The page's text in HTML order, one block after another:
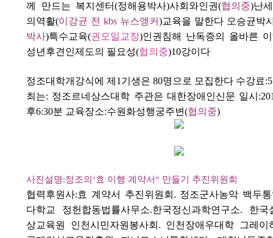
께 만드는 복지센터(정해용박사)사회와인권(협의중)난
의역활(이강균 전 kbs 뉴스앵커)교육을 말한다 오승균박
박사)특수교육(권오일교장)인권침해 난독증의 올바른
성년후견인제도의 필요성(협의중)10강이다
정조대학개강식에 제 1 기생은 80명으로 모집한다 수강료:5
최는: 정조르네상스대학 주관은 대한장애인신문 일시
후6:30분 교육장소:수원화성행궁주변(협의중)
사진설명:정조의 ‘효 이행 계약서“ 만들기 추진위원회
협력후원사:효 계약서 추진위원회 . 정조군사농악 백두
다학교 정헌합동법률사무소.한국정신과학연구소. 한국
상교육원 인천시민자원봉사회. 인천장애우대학 그레이